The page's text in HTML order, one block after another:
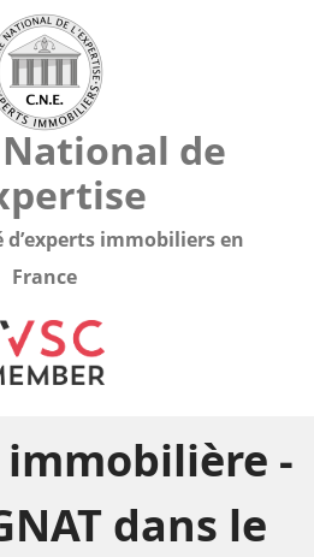
de
d’experts immobiliers en
France
-
dans le